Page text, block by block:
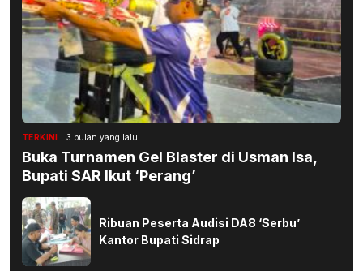
TERKINI 3 bulan yang lalu
Buka Turnamen Gel Blaster di Usman Isa,
Bupati SAR Ikut ‘Perang’
Ribuan Peserta Audisi DA8 ‘Serbu’
Kantor Bupati Sidrap